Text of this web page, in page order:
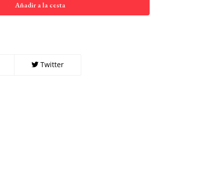
Añadir a la cesta
Twitter